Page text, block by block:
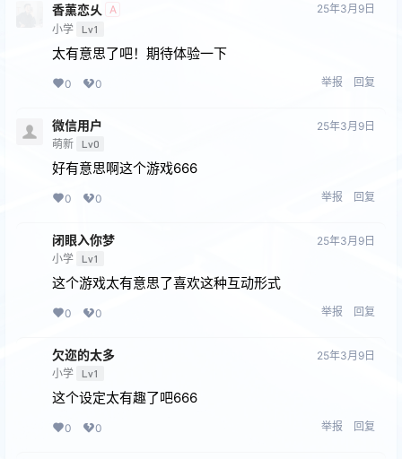
香薰恋乆
A
小学 Lv1
25年3月9日
太有意思了吧！期待体验一下
0 0 举报 回复
微信用户
萌新 Lv0
25年3月9日
好有意思啊这个游戏666
0 0 举报 回复
闭眼⼊你梦
小学 Lv1
25年3月9日
这个游戏太有意思了喜欢这种互动形式
0 0 举报 回复
欠迩的太多
小学 Lv1
25年3月9日
这个设定太有趣了吧666
0 0 举报 回复